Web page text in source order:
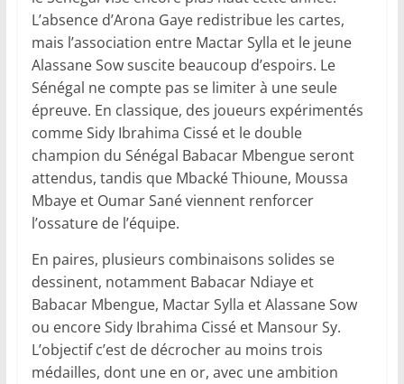
L’absence d’Arona Gaye redistribue les cartes,
mais l’association entre Mactar Sylla et le jeune
Alassane Sow suscite beaucoup d’espoirs. Le
Sénégal ne compte pas se limiter à une seule
épreuve. En classique, des joueurs expérimentés
comme Sidy Ibrahima Cissé et le double
champion du Sénégal Babacar Mbengue seront
attendus, tandis que Mbacké Thioune, Moussa
Mbaye et Oumar Sané viennent renforcer
l’ossature de l’équipe.
En paires, plusieurs combinaisons solides se
dessinent, notamment Babacar Ndiaye et
Babacar Mbengue, Mactar Sylla et Alassane Sow
ou encore Sidy Ibrahima Cissé et Mansour Sy.
L’objectif c’est de décrocher au moins trois
médailles, dont une en or, avec une ambition